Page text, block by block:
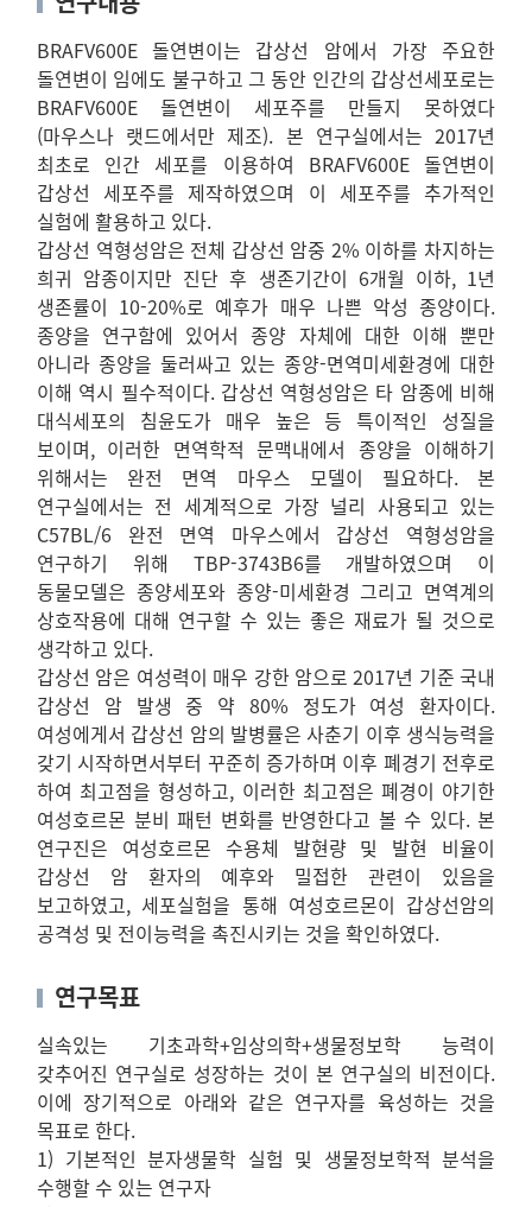
BRAFV600E 돌연변이는 갑상선 암에서 가장 주요한
돌연변이 임에도 불구하고 그 동안 인간의 갑상선세포로는
BRAFV600E 돌연변이 세포주를 만들지 못하였다
(마우스나 랫드에서만 제조). 본 연구실에서는 2017년
최초로 인간 세포를 이용하여 BRAFV600E 돌연변이
갑상선 세포주를 제작하였으며 이 세포주를 추가적인
실험에 활용하고 있다.
갑상선 역형성암은 전체 갑상선 암중 2% 이하를 차지하는
희귀 암종이지만 진단 후 생존기간이 6개월 이하, 1년
생존률이 10-20%로 예후가 매우 나쁜 악성 종양이다.
종양을 연구함에 있어서 종양 자체에 대한 이해 뿐만
아니라 종양을 둘러싸고 있는 종양-면역미세환경에 대한
이해 역시 필수적이다. 갑상선 역형성암은 타 암종에 비해
대식세포의 침윤도가 매우 높은 등 특이적인 성질을
보이며, 이러한 면역학적 문맥내에서 종양을 이해하기
위해서는 완전 면역 마우스 모델이 필요하다. 본
연구실에서는 전 세계적으로 가장 널리 사용되고 있는
C57BL/6 완전 면역 마우스에서 갑상선 역형성암을
연구하기 위해 TBP-3743B6를 개발하였으며 이
동물모델은 종양세포와 종양-미세환경 그리고 면역계의
상호작용에 대해 연구할 수 있는 좋은 재료가 될 것으로
생각하고 있다.
갑상선 암은 여성력이 매우 강한 암으로 2017년 기준 국내
갑상선 암 발생 중 약 80% 정도가 여성 환자이다.
여성에게서 갑상선 암의 발병률은 사춘기 이후 생식능력을
갖기 시작하면서부터 꾸준히 증가하며 이후 폐경기 전후로
하여 최고점을 형성하고, 이러한 최고점은 폐경이 야기한
여성호르몬 분비 패턴 변화를 반영한다고 볼 수 있다. 본
연구진은 여성호르몬 수용체 발현량 및 발현 비율이
갑상선 암 환자의 예후와 밀접한 관련이 있음을
보고하였고, 세포실험을 통해 여성호르몬이 갑상선암의
공격성 및 전이능력을 촉진시키는 것을 확인하였다.
연구목표
실속있는 기초과학+임상의학+생물정보학 능력이
갖추어진 연구실로 성장하는 것이 본 연구실의 비전이다.
이에 장기적으로 아래와 같은 연구자를 육성하는 것을
목표로 한다.
1) 기본적인 분자생물학 실험 및 생물정보학적 분석을
수행할 수 있는 연구자